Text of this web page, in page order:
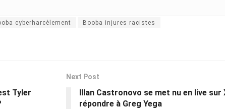
cyberharcèlement Booba injures racistes
Tyler
Next Post
Illan Castronovo se met nu en live sur
répondre à Greg Yega